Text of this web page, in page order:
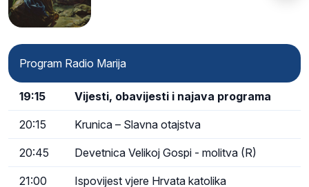
Program Radio Marija
19:15 Vijesti, obavijesti i najava programa
20:15 Krunica – Slavna otajstva
20:45 Devetnica Velikoj Gospi - molitva (R)
21:00 Ispovijest vjere Hrvata katolika